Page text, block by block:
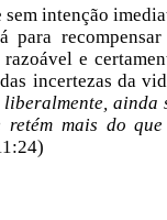
sem intenção
para
e
incertezas da
liberalmente, ainda
retém mais do